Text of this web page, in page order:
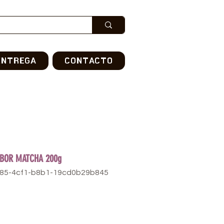
CONTACTO
MATCHA 200g
4cf1-b8b1-19cd0b29b845